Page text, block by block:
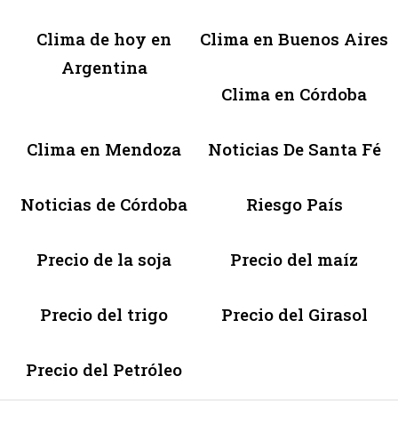
Clima de hoy en
Argentina
Clima en Buenos Aires
Clima en Córdoba
Clima en Mendoza Noticias De Santa Fé
Noticias de Córdoba Riesgo País
Precio de la soja Precio del maíz
Precio del trigo Precio del Girasol
Precio del Petróleo